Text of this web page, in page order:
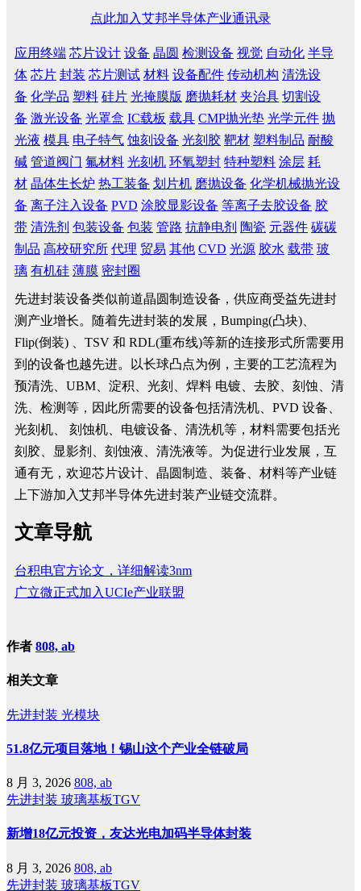
点此加入艾邦半导体产业通讯录
应用终端 芯片设计 设备 晶圆 检测设备 视觉 自动化 半导
体 芯片 封装 芯片测试 材料 设备配件 传动机构 清洗设
备 化学品 塑料 硅片 光掩膜版 磨抛耗材 夹治具 切割设
备 激光设备 光罩盒 IC载板 载具 CMP抛光垫 光学元件 抛
光液 模具 电子特气 蚀刻设备 光刻胶 靶材 塑料制品 耐酸
碱 管道阀门 氟材料 光刻机 环氧塑封 特种塑料 涂层 耗
材 晶体生长炉 热工装备 划片机 磨抛设备 化学机械抛光设
备 离子注入设备 PVD 涂胶显影设备 等离子去胶设备 胶
带 清洗剂 包装设备 包装 管路 抗静电剂 陶瓷 元器件 碳碳
制品 高校研究所 代理 贸易 其他 CVD 光源 胶水 载带 玻
璃 有机硅 薄膜 密封圈
先进封装设备类似前道晶圆制造设备，供应商受益先进封
测产业增长。随着先进封装的发展，Bumping(凸块)、
Flip(倒装) 、TSV 和 RDL(重布线)等新的连接形式所需要用
到的设备也越先进。以长球凸点为例，主要的工艺流程为
预清洗、UBM、淀积、光刻、焊料 电镀、去胶、刻蚀、清
洗、检测等，因此所需要的设备包括清洗机、PVD 设备、
光刻机、 刻蚀机、电镀设备、清洗机等，材料需要包括光
刻胶、显影剂、刻蚀液、清洗液等。为促进行业发展，互
通有无，欢迎芯片设计、晶圆制造、装备、材料等产业链
上下游加入艾邦半导体先进封装产业链交流群。
文章导航
台积电官方论文，详细解读3nm
广立微正式加入UCIe产业联盟
作者 808, ab
相关文章
先进封装 光模块
51.8亿元项目落地！锡山这个产业全链破局
8 月 3, 2026 808, ab
先进封装 玻璃基板TGV
新增18亿元投资，友达光电加码半导体封装
8 月 3, 2026 808, ab
先进封装 玻璃基板TGV